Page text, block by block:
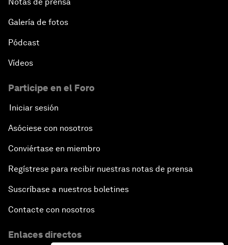
Galería de fotos
Pódcast
Vídeos
Participe en el Foro
Iniciar sesión
Asóciese con nosotros
Conviértase en miembro
Regístrese para recibir nuestras notas de prensa
Suscríbase a nuestros boletines
Contacte con nosotros
Enlaces directos